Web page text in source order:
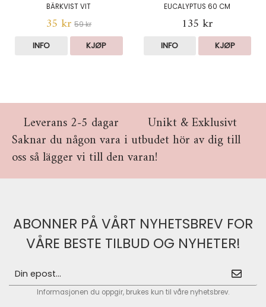
BÄRKVIST VIT
35 kr 59 kr
INFO KJØP
EUCALYPTUS 60 CM
135 kr
INFO KJØP
Leverans 2-5 dagar
Unikt & Exklusivt
Saknar du någon vara i utbudet hör av dig till
oss så lägger vi till den varan!
ABONNER PÅ VÅRT NYHETSBREV FOR
VÅRE BESTE TILBUD OG NYHETER!
Informasjonen du oppgir, brukes kun til våre nyhetsbrev.